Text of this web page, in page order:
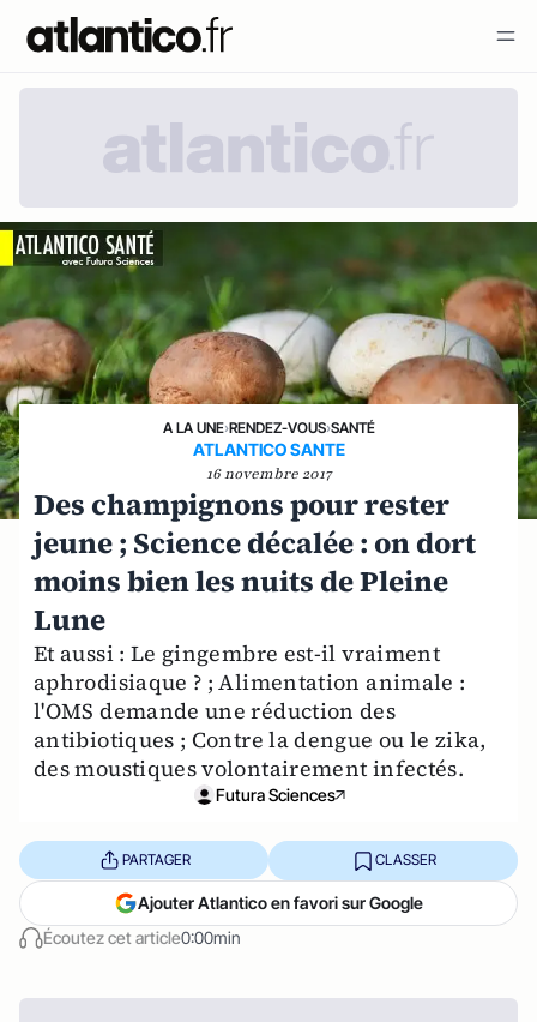
A LA UNE›RENDEZ-VOUS›SANTÉ
ATLANTICO SANTE
16 novembre 2017
Des champignons pour rester
jeune ; Science décalée : on dort
moins bien les nuits de Pleine
Lune
Et aussi : Le gingembre est-il vraiment
aphrodisiaque ? ; Alimentation animale :
l'OMS demande une réduction des
antibiotiques ; Contre la dengue ou le zika,
des moustiques volontairement infectés.
Futura Sciences
Écoutez cet article0:00min
PARTAGER CLASSER
Ajouter Atlantico en favori sur Google